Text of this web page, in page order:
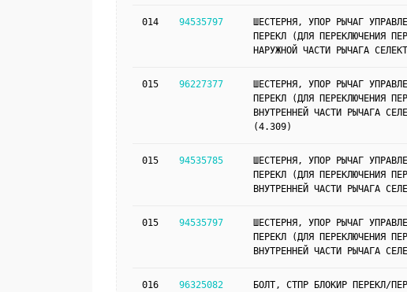
014 94535797
ШЕСТЕРНЯ, УПОР РЫЧАГ
ПЕРЕКЛ (ДЛЯ ПЕРЕКЛЮЧЕНИЯ
НАРУЖНОЙ ЧАСТИ РЫЧАГА
015 96227377
ШЕСТЕРНЯ, УПОР РЫЧАГ
ПЕРЕКЛ (ДЛЯ ПЕРЕКЛЮЧЕНИЯ
ВНУТРЕННЕЙ ЧАСТИ РЫЧАГА
(4.309)
015 94535785
ШЕСТЕРНЯ, УПОР РЫЧАГ
ПЕРЕКЛ (ДЛЯ ПЕРЕКЛЮЧЕНИЯ
ВНУТРЕННЕЙ ЧАСТИ РЫЧАГА
015 94535797
ШЕСТЕРНЯ, УПОР РЫЧАГ
ПЕРЕКЛ (ДЛЯ ПЕРЕКЛЮЧЕНИЯ
ВНУТРЕННЕЙ ЧАСТИ РЫЧАГА
016 96325082 БОЛТ, СТПР БЛОКИР ПЕРЕКЛ/ПЕР